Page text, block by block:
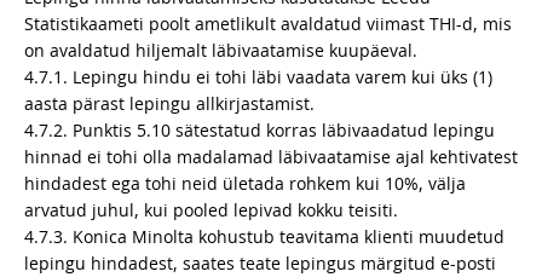
Statistikaameti poolt ametlikult avaldatud viimast THI-d, mis
on avaldatud hiljemalt läbivaatamise kuupäeval.
4.7.1. Lepingu hindu ei tohi läbi vaadata varem kui üks (1)
aasta pärast lepingu allkirjastamist.
4.7.2. Punktis 5.10 sätestatud korras läbivaadatud lepingu
hinnad ei tohi olla madalamad läbivaatamise ajal kehtivatest
hindadest ega tohi neid ületada rohkem kui 10%, välja
arvatud juhul, kui pooled lepivad kokku teisiti.
4.7.3. Konica Minolta kohustub teavitama klienti muudetud
lepingu hindadest, saates teate lepingus märgitud e-posti